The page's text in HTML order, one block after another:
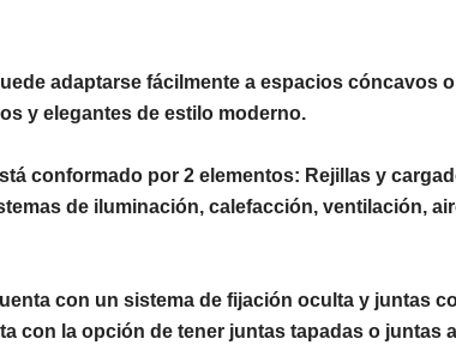
adaptarse fácilmente a espacios cóncavos
y elegantes de estilo moderno.
conformado por 2 elementos: Rejillas y
de iluminación, calefacción, ventilación,
con un sistema de fijación oculta y juntas
con la opción de tener juntas tapadas o juntas